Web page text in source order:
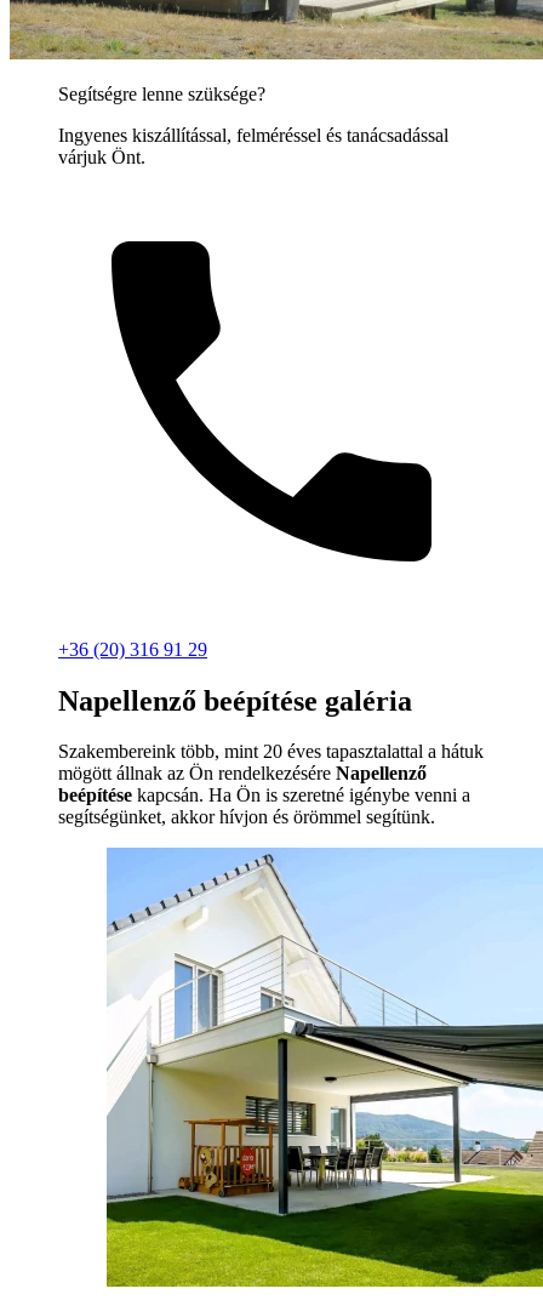
Segítségre lenne szüksége?
Ingyenes kiszállítással, felméréssel és tanácsadással
várjuk Önt.
+36 (20) 316 91 29
Napellenző beépítése galéria
Szakembereink több, mint 20 éves tapasztalattal a hátuk
mögött állnak az Ön rendelkezésére Napellenző
beépítése kapcsán. Ha Ön is szeretné igénybe venni a
segítségünket, akkor hívjon és örömmel segítünk.